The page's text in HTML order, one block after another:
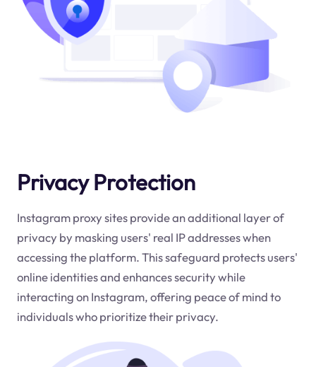
Privacy Protection
Instagram proxy sites provide an additional layer of
privacy by masking users' real IP addresses when
accessing the platform. This safeguard protects users'
online identities and enhances security while
interacting on Instagram, offering peace of mind to
individuals who prioritize their privacy.